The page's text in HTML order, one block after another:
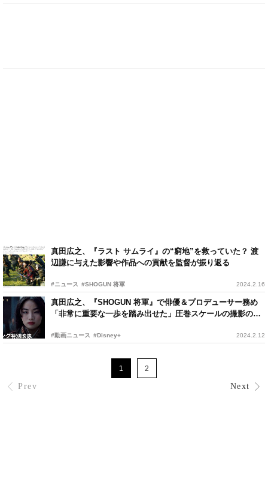
真田広之、『ラスト サムライ』の“窮地”を救っていた？ 渡
辺謙に与えた影響や作品への貢献を監督が振り返る
#ニュース #SHOGUN 将軍 2024.2.16
真田広之、『SHOGUN 将軍』で俳優＆プロデューサー務め
「非常に重要な一歩を踏み出せた」圧巻スケールの撮影の裏
#動画ニュース #Disney+ 2024.2.12
Prev
1 2
Next